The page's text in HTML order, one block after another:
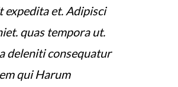
expedita et. Adipisci
quas tempora ut.
deleniti consequatur
qui Harum